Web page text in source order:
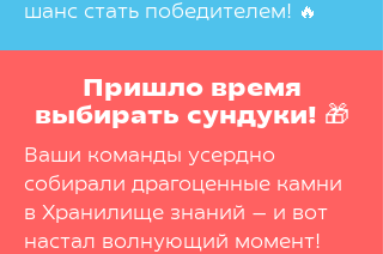
шанс стать победителем! 🔥
Пришло время
выбирать сундуки! 🎁
Ваши команды усердно
собирали драгоценные камни
в Хранилище знаний — и вот
настал волнующий момент!